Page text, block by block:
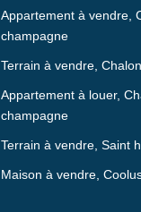
Appartement à vendre,
champagne
Terrain à vendre,
Appartement à louer,
champagne
Terrain à vendre, Saint
Maison à vendre,